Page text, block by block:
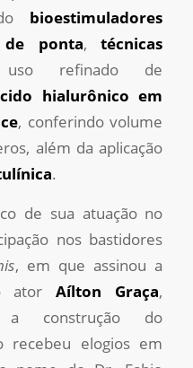
bioestimuladores
de ponta,técnicas
refinado de
hialurônico em
, conferindo volume
além da aplicação
.
de sua atuação no
nos bastidores
, em que assinou a
atorAílton Graça,
a construção do
recebeu elogios em